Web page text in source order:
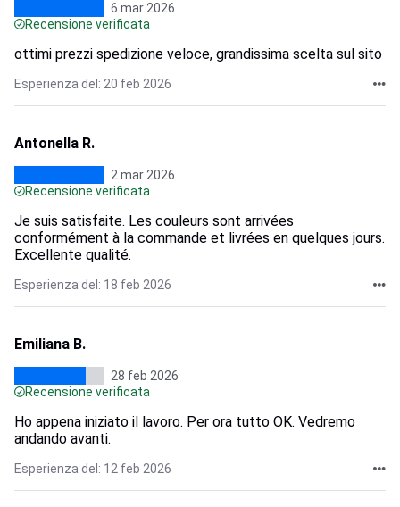
6 mar 2026
Recensione verificata
ottimi prezzi spedizione veloce, grandissima scelta sul sito
Esperienza del: 20 feb 2026
Antonella R.
2 mar 2026
Recensione verificata
Je suis satisfaite. Les couleurs sont arrivées
conformément à la commande et livrées en quelques jours.
Excellente qualité.
Esperienza del: 18 feb 2026
Emiliana B.
28 feb 2026
Recensione verificata
Ho appena iniziato il lavoro. Per ora tutto OK. Vedremo
andando avanti.
Esperienza del: 12 feb 2026